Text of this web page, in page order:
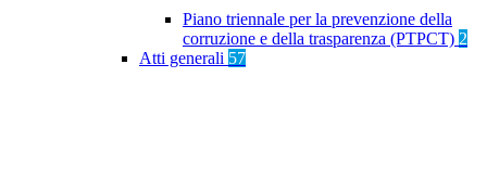
Piano triennale per la prevenzione della
corruzione e della trasparenza (PTPCT) 2
Atti generali 57